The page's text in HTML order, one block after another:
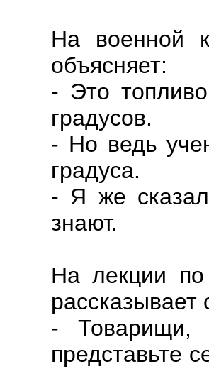
На военной
объясняет:
- Это
градусов.
- Но ведь
градуса.
- Я же
знают.
На лекции по
рассказывает
- Товарищи,
представьте